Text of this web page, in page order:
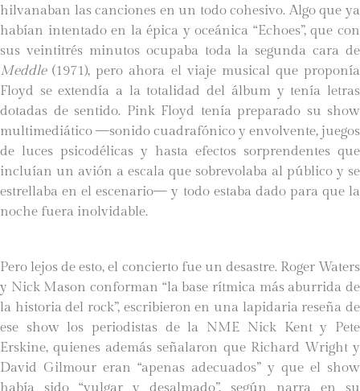
hilvanaban las canciones en un todo cohesivo. Algo que ya
habían intentado en la épica y oceánica “Echoes”, que con
sus veintitrés minutos ocupaba toda la segunda cara de
Meddle(1971), pero ahora el viaje musical que proponía
Floyd se extendía a la totalidad del álbum y tenía letras
dotadas de sentido. Pink Floyd tenía preparado su show
multimediático —sonido cuadrafónico y envolvente, juegos
de luces psicodélicas y hasta efectos sorprendentes que
incluían un avión a escala que sobrevolaba al público y se
estrellaba en el escenario— y todo estaba dado para que la
noche fuera inolvidable.
Pero lejos de esto, el concierto fue un desastre. Roger Waters
y Nick Mason conforman “la base rítmica más aburrida de
la historia del rock”, escribieron en una lapidaria reseña de
ese show los periodistas de la NME Nick Kent y Pete
Erskine, quienes además señalaron que Richard Wright y
David Gilmour eran “apenas adecuados” y que el show